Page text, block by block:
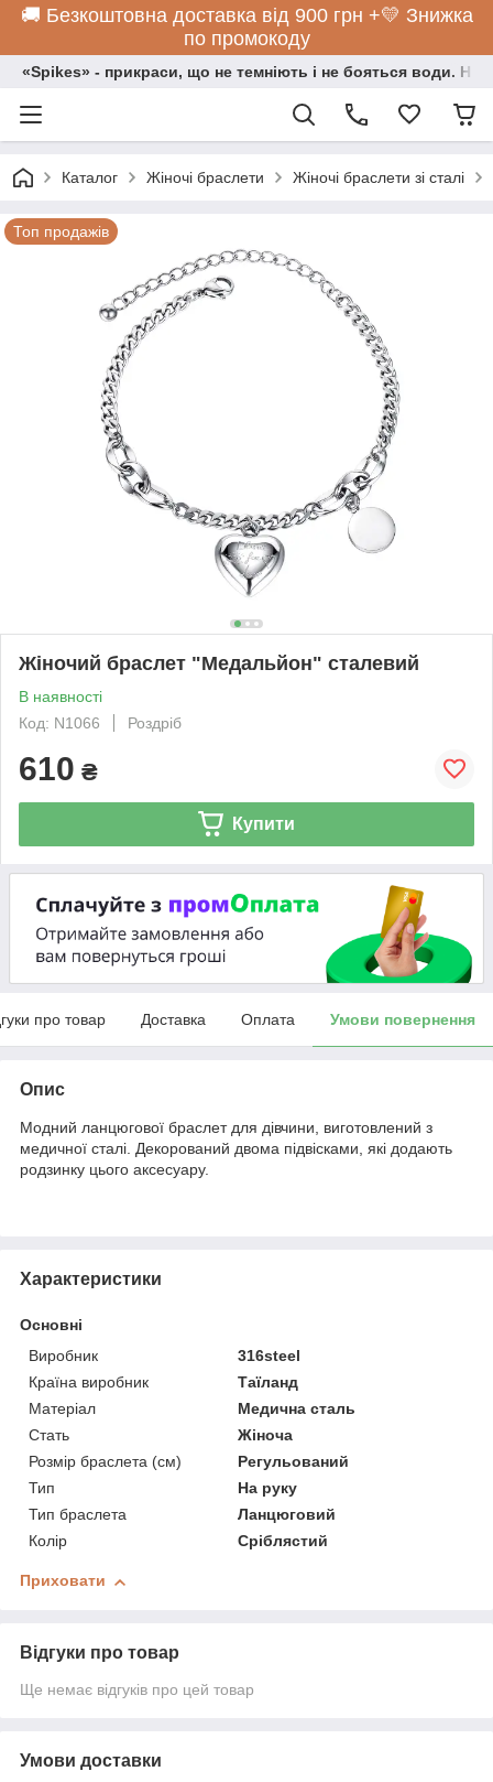
🚚 Безкоштовна доставка від 900 грн +💛 Знижка
по промокоду
«Spikes» - прикраси, що не темніють і не бояться води.
Каталог Жіночі браслети Жіночі браслети зі сталі
Топ продажів
Жіночий браслет "Медальйон" сталевий
В наявності
Код: N1066
Роздріб
610 ₴
Купити
про товар Доставка Оплата Умови повернення
Опис
Модний ланцюгової браслет для дівчини, виготовлений з
медичної сталі. Декорований двома підвісками, які додають
родзинку цього аксесуару.
Характеристики
Основні
Виробник
316steel
Країна виробник
Таїланд
Матеріал
Медична сталь
Стать
Жіноча
Розмір браслета (см)
Регульований
Тип
На руку
Тип браслета
Ланцюговий
Колір
Сріблястий
Приховати
Відгуки про товар
Ще немає відгуків про цей товар
Умови доставки